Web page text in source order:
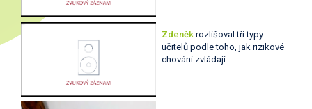
Zdeněkrozlišoval tři typy
učitelů podle toho, jak rizikové
chování zvládají